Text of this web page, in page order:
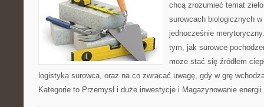
chcą zrozumieć temat
surowcach biologicznych
jednocześnie
tym, jak surowce
może stać się źródłem
logistyka surowca, oraz na co zwracać uwagę, gdy w grę
Kategorie to Przemysł i duże inwestycje i Magazynowanie